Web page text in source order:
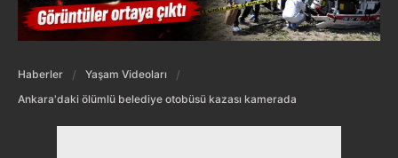
Haberler
Yaşam Videoları
Ankara'daki ölümlü belediye otobüsü kazası kamerada